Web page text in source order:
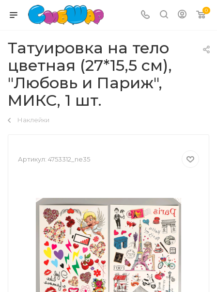
0
Татуировка на тело
цветная (27*15,5 см),
"Любовь и Париж",
МИКС, 1 шт.
Наклейки
Артикул: 4753312_ne35